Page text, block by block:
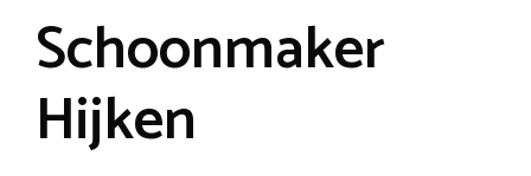
Schoonmaker
Hijken